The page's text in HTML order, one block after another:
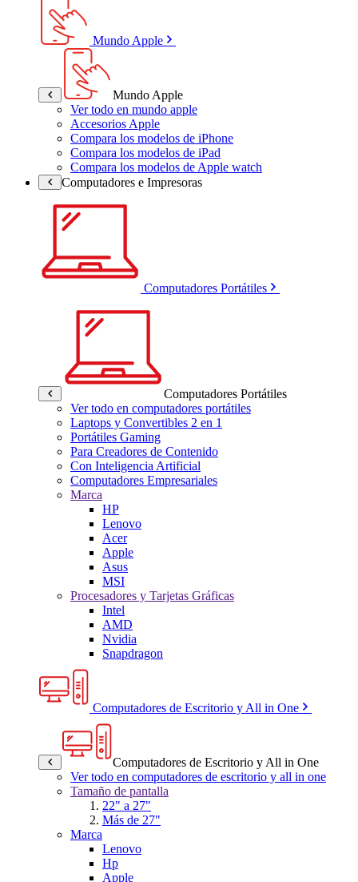
Mundo Apple
Mundo Apple
Ver todo en mundo apple
Accesorios Apple
Compara los modelos de iPhone
Compara los modelos de iPad
Compara los modelos de Apple watch
Computadores e Impresoras
Computadores Portátiles
Computadores Portátiles
Ver todo en computadores portátiles
Laptops y Convertibles 2 en 1
Portátiles Gaming
Para Creadores de Contenido
Con Inteligencia Artificial
Computadores Empresariales
Marca
HP
Lenovo
Acer
Apple
Asus
MSI
Procesadores y Tarjetas Gráficas
Intel
AMD
Nvidia
Snapdragon
Computadores de Escritorio y All in One
Computadores de Escritorio y All in One
Ver todo en computadores de escritorio y all in one
Tamaño de pantalla
22" a 27"
Más de 27"
Marca
Lenovo
Hp
Apple